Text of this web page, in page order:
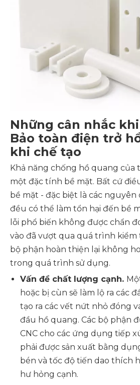
Những cân nhắc
Bảo toàn điện trở
khi chế tạo
Khả năng chống hồ quang của
một đặc tính bề mặt. Bất cứ
bề mặt - đặc biệt là các nguyên
đều có thể làm tổn hại đến bề
lỗi phổ biến không được chẩn
vào đã vượt qua quá trình kiểm
bộ phận hoàn thiện lại không
trong quá trình sử dụng.
Vấn đề chất lượng cạnh.
hoặc bị cùn sẽ làm lộ ra các
tạo ra các vết nứt nhỏ đóng
đầu hồ quang. Các bộ phận
CNC cho các ứng dụng tiếp
phải được sản xuất bằng
bén và tốc độ tiến dao thích
hư hỏng cạnh.